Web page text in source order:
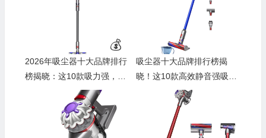
2026年吸尘器十大品牌排行
榜揭晓：这10款吸力强，清
吸尘器十大品牌排行榜揭
晓！这10款高效静音强吸
力，闭眼入！